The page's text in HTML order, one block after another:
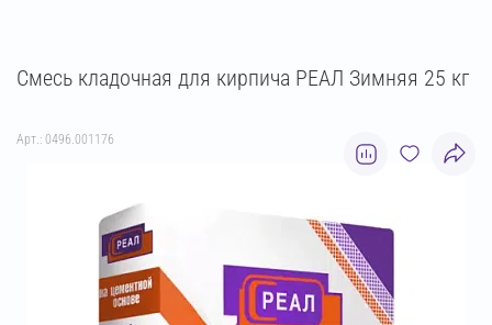
Смесь кладочная для кирпича РЕАЛ Зимняя 25 кг
Арт.: 0496.001176